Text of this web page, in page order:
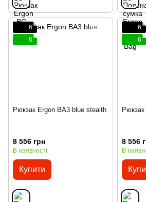
6
6
Рюкзак Ergon BA3 blue stealth
8 556 грн
В наявності
Купити
6
6
8 556
В